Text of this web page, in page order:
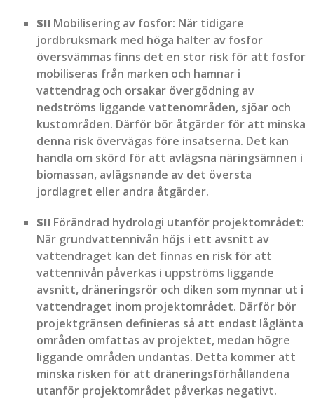
SII Mobilisering av fosfor: När tidigare
jordbruksmark med höga halter av fosfor
översvämmas finns det en stor risk för att fosfor
mobiliseras från marken och hamnar i
vattendrag och orsakar övergödning av
nedströms liggande vattenområden, sjöar och
kustområden. Därför bör åtgärder för att minska
denna risk övervägas före insatserna. Det kan
handla om skörd för att avlägsna näringsämnen i
biomassan, avlägsnande av det översta
jordlagret eller andra åtgärder.
SII Förändrad hydrologi utanför projektområdet:
När grundvattennivån höjs i ett avsnitt av
vattendraget kan det finnas en risk för att
vattennivån påverkas i uppströms liggande
avsnitt, dräneringsrör och diken som mynnar ut i
vattendraget inom projektområdet. Därför bör
projektgränsen definieras så att endast låglänta
områden omfattas av projektet, medan högre
liggande områden undantas. Detta kommer att
minska risken för att dräneringsförhållandena
utanför projektområdet påverkas negativt.